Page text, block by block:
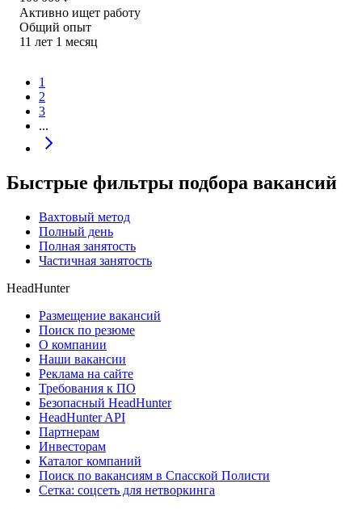
Активно ищет работу
Общий опыт
11 лет 1 месяц
1
2
3
...
Быстрые фильтры подбора вакансий
Вахтовый метод
Полный день
Полная занятость
Частичная занятость
HeadHunter
Размещение вакансий
Поиск по резюме
О компании
Наши вакансии
Реклама на сайте
Требования к ПО
Безопасный HeadHunter
HeadHunter API
Партнерам
Инвесторам
Каталог компаний
Поиск по вакансиям в Спасской Полисти
Сетка: соцсеть для нетворкинга